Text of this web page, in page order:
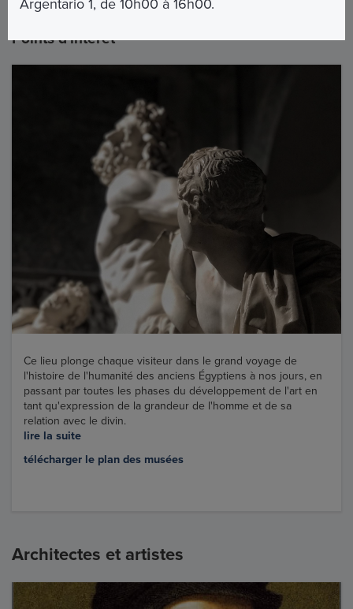
Points d'intérêt
Ce lieu plonge chaque visiteur dans le grand voyage de
l'histoire de l'humanité des anciens Égyptiens à nos jours, en
passant par toutes les phases du développement de l'art en
tant qu'expression de la grandeur de l'homme et de sa
relation avec le divin.
lire la suite
télécharger le plan des musées
Architectes et artistes
Argentario 1, de 10h00 à 16h00.